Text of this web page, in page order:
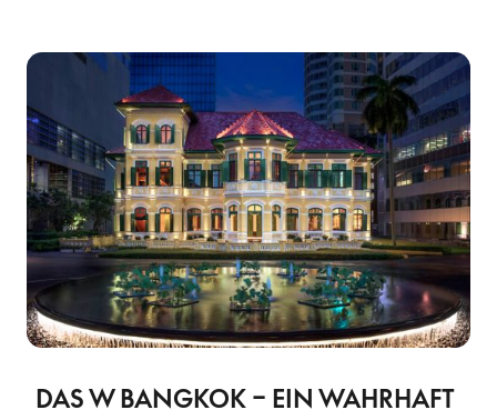
DAS W BANGKOK – EIN WAHRHAFT